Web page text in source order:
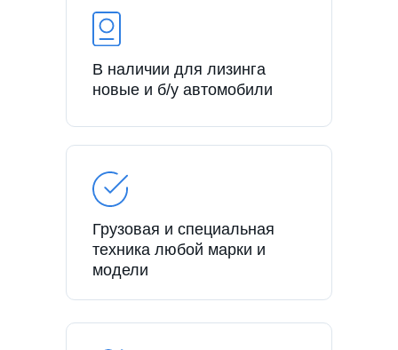
В наличии для лизинга
новые и б/у автомобили
Грузовая и специальная
техника любой марки и
модели